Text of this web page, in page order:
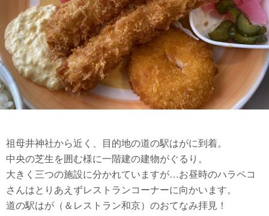
祖母井神社から近く、目的地の道の駅はがに到着。
中央の芝生を囲む様に一階建の建物がぐるり。
大きく三つの施設に分かれていますが…お昼時のハラペコ
さんはとりあえずレストランコーナーに向かいます。
道の駅はが（＆レストラン和京）のおてなみ拝見！